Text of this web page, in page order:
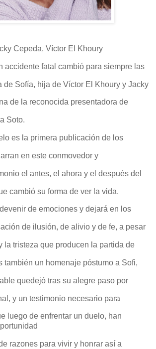
Cepeda, Víctor El Khoury
accidente fatal cambió para siempre las
de Sofía, hija de Víctor El Khoury y Jacky
de la reconocida presentadora de
Soto.
es la primera publicación de los
en este conmovedor y
el antes, el ahora y el después del
cambió su forma de ver la vida.
de emociones y dejará en los
de ilusión, de alivio y de fe, a pesar
la tristeza que producen la partida de
también un homenaje póstumo a Sofi,
quedejó tras su alegre paso por
y un testimonio necesario para
luego de enfrentar un duelo, han
razones para vivir y honrar así a